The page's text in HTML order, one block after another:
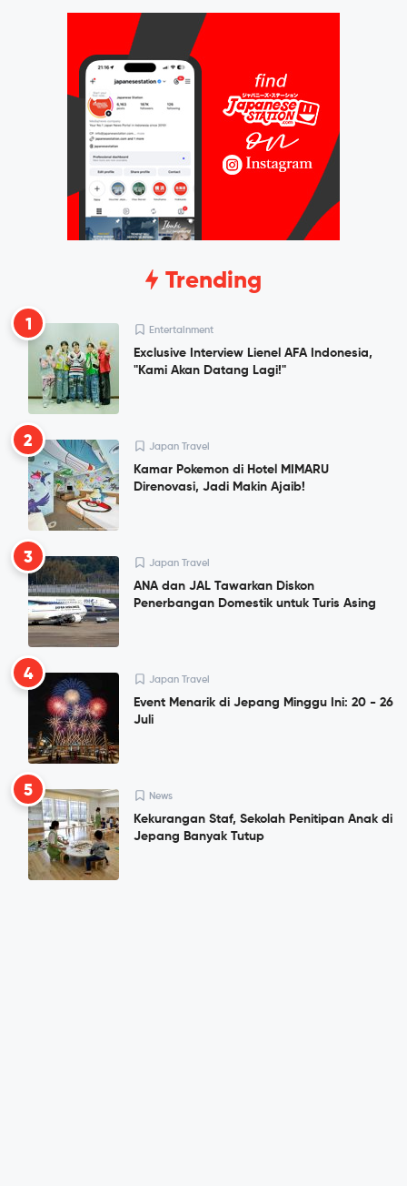
Trending
1 Entertainment
Exclusive Interview Lienel AFA Indonesia,
"Kami Akan Datang Lagi!"
2 Japan Travel
Kamar Pokemon di Hotel MIMARU
Direnovasi, Jadi Makin Ajaib!
3 Japan Travel
ANA dan JAL Tawarkan Diskon
Penerbangan Domestik untuk Turis Asing
4 Japan Travel
Event Menarik di Jepang Minggu Ini: 20 - 26
Juli
5 News
Kekurangan Staf, Sekolah Penitipan Anak di
Jepang Banyak Tutup